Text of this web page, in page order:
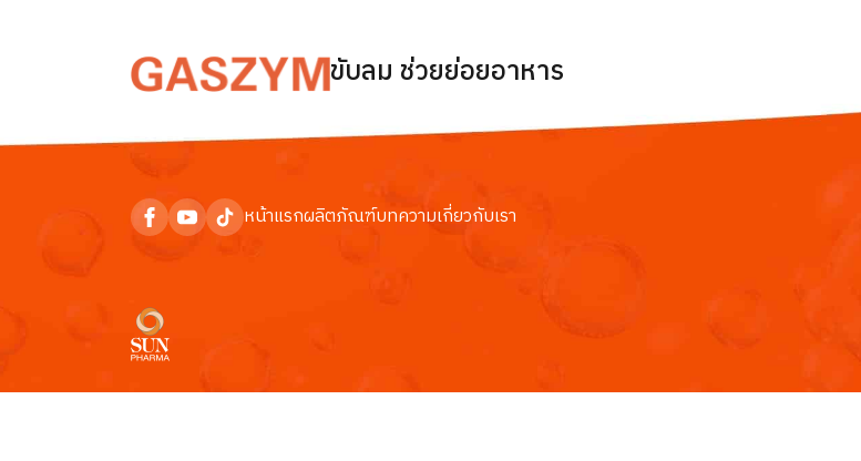
ขับลม ช่วยย่อยอาหาร
หน้าแรกผลิตภัณฑ์บทความเกี่ยวกับเรา